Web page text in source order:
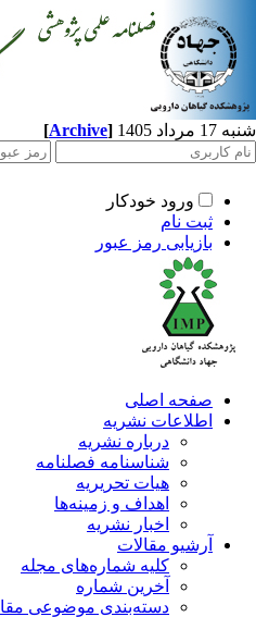
1405
[Archive]
ورود خودکار
ثبت نام
بازیابی رمز عبور
صفحه اصلی
اطلاعات نشریه
درباره نشریه
شناسنامه فصلنامه
هیات تحریریه
اهداف و زمینه‌ها
اخبار نشریه
آرشیو مقالات
کلیه شماره‌های مجله
آخرین شماره
دسته‌بندی موضوعی مقالات